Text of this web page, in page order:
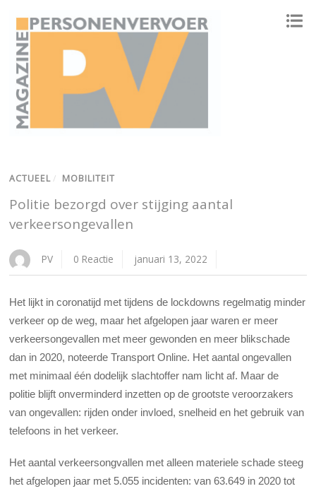
ACTUEEL / MOBILITEIT
Politie bezorgd over stijging aantal
verkeersongevallen
PV 0 Reactie januari 13, 2022
Het lijkt in coronatijd met tijdens de lockdowns regelmatig minder
verkeer op de weg, maar het afgelopen jaar waren er meer
verkeersongevallen met meer gewonden en meer blikschade
dan in 2020, noteerde Transport Online. Het aantal ongevallen
met minimaal één dodelijk slachtoffer nam licht af. Maar de
politie blijft onverminderd inzetten op de grootste veroorzakers
van ongevallen: rijden onder invloed, snelheid en het gebruik van
telefoons in het verkeer.
Het aantal verkeersongvallen met alleen materiele schade steeg
het afgelopen jaar met 5.055 incidenten: van 63.649 in 2020 tot